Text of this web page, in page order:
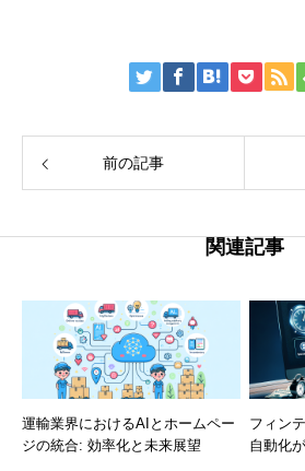
前の記事
関連記事
運輸業界におけるAIとホームペー
ジの統合: 効率化と未来展望
フィン
自動化